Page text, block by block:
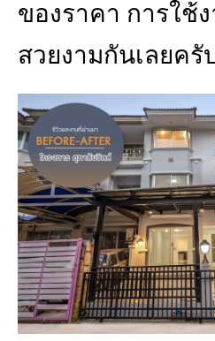
ของราคา การใช้
สวยงามกันเลยครั